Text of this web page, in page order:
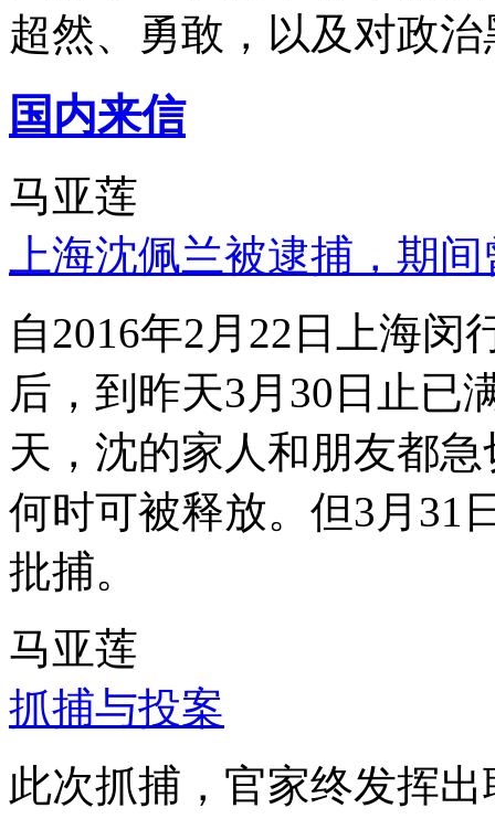
超然、勇敢，以及对政
国内来信
马亚莲
上海沈佩兰被逮捕，期
自2016年2月22日上海
后，到昨天3月30日止已
天，沈的家人和朋友都
何时可被释放。但3月31
批捕。
马亚莲
抓捕与投案
此次抓捕，官家终发挥